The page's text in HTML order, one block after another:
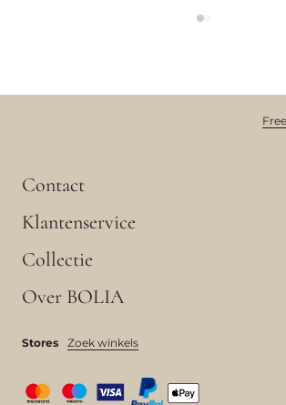
Contact
Klantenservice
Collectie
Over BOLIA
Stores Zoek winkels